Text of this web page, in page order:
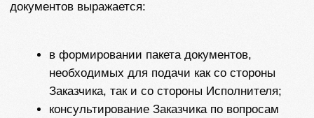
Акцепта и до полного исполнения Исполнителем и
3.5. Принятие настоящей Оферты означает, что
Заказчик, в необходимой для него степени,
ознакомился с условиями настоящего договора
(далее - Оферты) и условиями оказания услуг.
Исполнитель не может гарантировать 100%